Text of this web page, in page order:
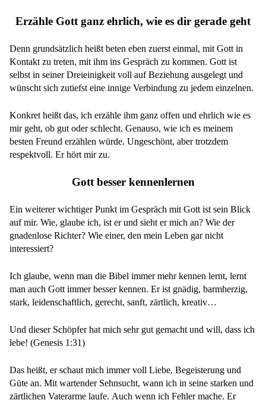
Erzähle Gott ganz ehrlich, wie es dir gerade geht
Denn grundsätzlich heißt beten eben zuerst einmal, mit Gott in
Kontakt zu treten, mit ihm ins Gespräch zu kommen. Gott ist
selbst in seiner Dreieinigkeit voll auf Beziehung ausgelegt und
wünscht sich zutiefst eine innige Verbindung zu jedem einzelnen.
Konkret heißt das, ich erzähle ihm ganz offen und ehrlich wie es
mir geht, ob gut oder schlecht. Genauso, wie ich es meinem
besten Freund erzählen würde. Ungeschönt, aber trotzdem
respektvoll. Er hört mir zu.
Gott besser kennenlernen
Ein weiterer wichtiger Punkt im Gespräch mit Gott ist sein Blick
auf mir. Wie, glaube ich, ist er und sieht er mich an? Wie der
gnadenlose Richter? Wie einer, den mein Leben gar nicht
interessiert?
Ich glaube, wenn man die Bibel immer mehr kennen lernt, lernt
man auch Gott immer besser kennen. Er ist gnädig, barmherzig,
stark, leidenschaftlich, gerecht, sanft, zärtlich, kreativ…
Und dieser Schöpfer hat mich sehr gut gemacht und will, dass ich
lebe! (Genesis 1:31)
Das heißt, er schaut mich immer voll Liebe, Begeisterung und
Güte an. Mit wartender Sehnsucht, wann ich in seine starken und
zärtlichen Vaterarme laufe. Auch wenn ich Fehler mache. Er